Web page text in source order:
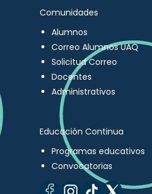
Comunidades
Alumnos
Correo Alumnos UAQ
Solicitud Correo
Docentes
Administrativos
Educación Continua
Programas educativos
Convocatorias